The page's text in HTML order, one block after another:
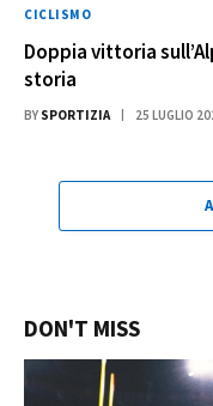
CICLISMO
Doppia vittoria
storia
BY SPORTIZIA 25 LUGLIO
DON'T MISS